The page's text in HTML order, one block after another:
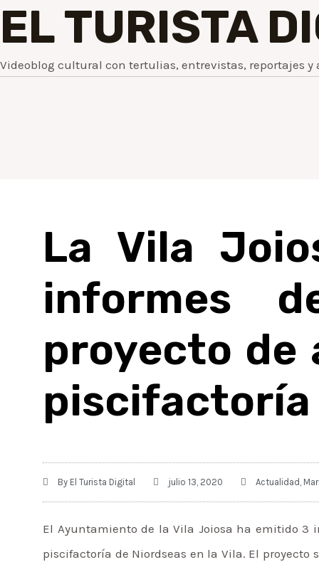
EL TURISTA
Videoblog cultural con tertulias, entrevistas, reportajes y
La Vila
informes
proyecto de
piscifactoría
By El Turista Digital julio 13, 2020 Actualidad
El Ayuntamiento de la Vila Joiosa ha emitido 3
piscifactoría de Niordseas en la Vila. El